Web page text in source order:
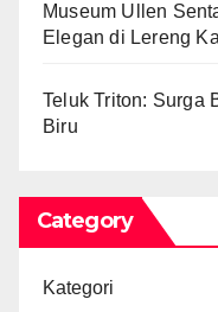
Museum Ullen
Elegan di Lereng
Teluk Triton: Surga
Biru
Category
Kategori